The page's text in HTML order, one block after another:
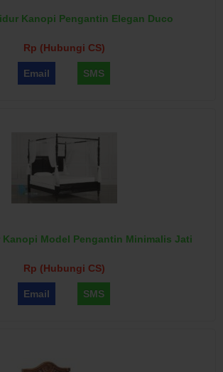
Kanopi Pengantin Elegan Duco
Rp (Hubungi CS)
Email SMS
Kanopi Model Pengantin Minimalis Jati
Rp (Hubungi CS)
Email SMS